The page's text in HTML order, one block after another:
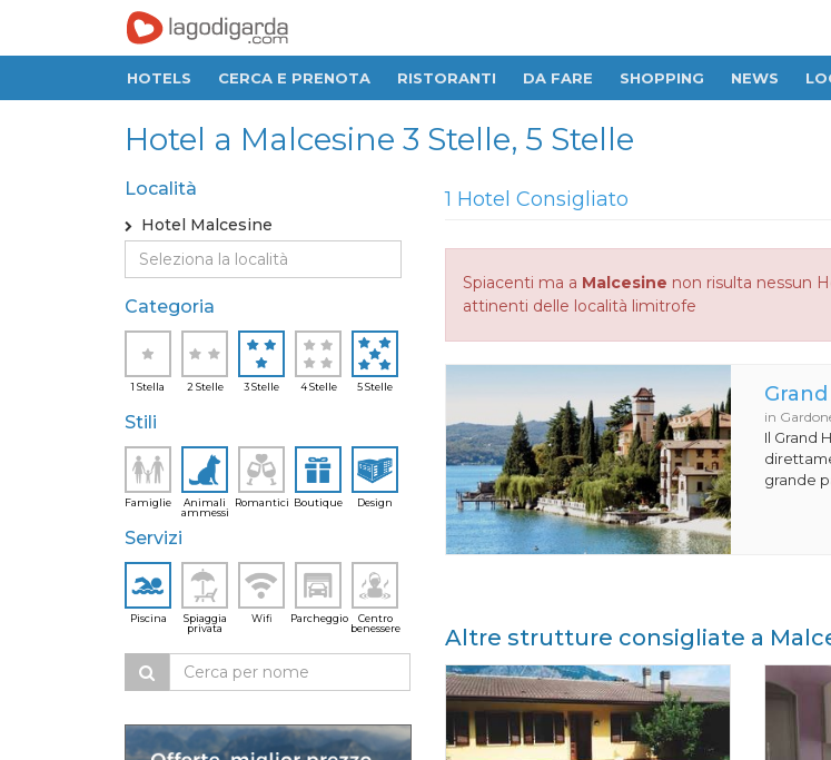
HOTELS CERCA E PRENOTA RISTORANTI DA FARE SHOPPING NEWS
Hotel a Malcesine 3 Stelle, 5 Stelle
Località
Hotel Malcesine
Categoria
1 Stella 2 Stelle 3 Stelle 4 Stelle 5 Stelle
Stili
Famiglie
Animali
ammessi
Romantici Boutique Design
Servizi
Piscina
Spiaggia
privata
Wifi Parcheggio
Centro
benessere
1 Hotel Consigliato
Spiacenti ma a Malcesine non risulta nessun
attinenti delle località limitrofe
in
Il Grand
grande
Altre strutture consigliate a